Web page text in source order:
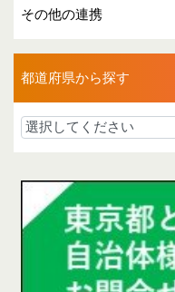
その他の連携
都道府県から探す